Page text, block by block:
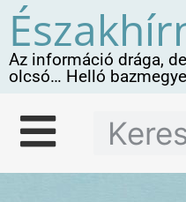
Az információ drága,
olcsó… Helló bazmegye